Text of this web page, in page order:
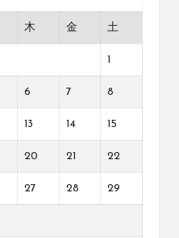
木 金 土
6 7 8
13 14 15
20 21 22
27 28 29